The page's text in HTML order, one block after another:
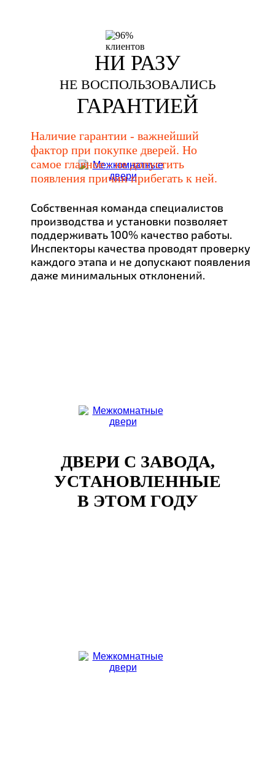
НИ РАЗУ
НЕ ВОСПОЛЬЗОВАЛИСЬ
ГАРАНТИЕЙ
Наличие гарантии - важнейший
фактор при покупке дверей. Но
самое главное - не допустить
появления причин прибегать к ней.
Собственная команда специалистов
производства и установки позволяет
поддерживать 100% качество работы.
Инспекторы качества проводят проверку
каждого этапа и не допускают появления
даже минимальных отклонений.
ДВЕРИ С ЗАВОДА,
УСТАНОВЛЕННЫЕ
В ЭТОМ ГОДУ